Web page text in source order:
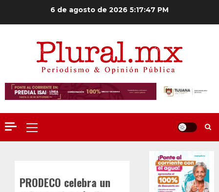
6 de agosto de 2026 5:17:48 PM
Menú
principal
PRODECO celebra un